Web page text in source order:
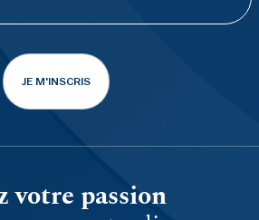
JE M'INSCRIS
votre passion